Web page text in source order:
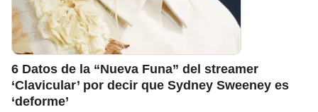
6 Datos de la “Nueva Funa” del streamer
‘Clavicular’ por decir que Sydney Sweeney es
‘deforme’